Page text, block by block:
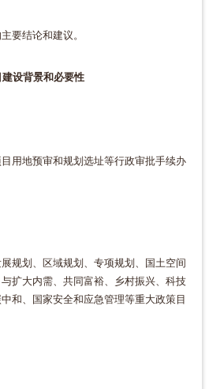
要结论和建议。
设背景和必要性
用地预审和规划选址等行政审批手续办
规划、区域规划、专项规划、国土空间
扩大内需、共同富裕、乡村振兴、科技
和、国家安全和应急管理等重大政策目